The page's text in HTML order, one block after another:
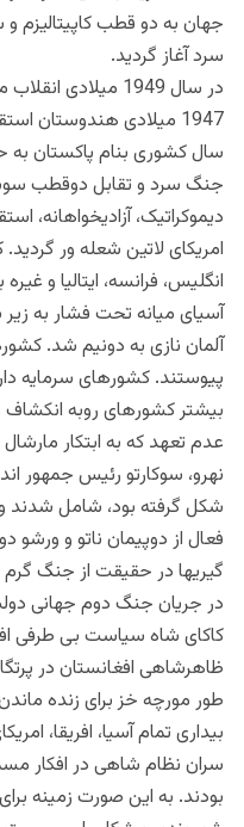
جهان به دو قطب
سرد آغاز گردید.
در سال 1949
1947 میلادی هندوستان
سال کشوری بنام پاکستان
جنگ سرد و تقابل دوقطب
دیموکراتیک، آزادیخواهانه،
امریکای لاتین شعله ور
انگلیس، فرانسه، ایتالیا و
آسیای میانه تحت فشار به
آلمان نازی به دونیم شد.
پیوستند. کشورهای سرمایه
بیشتر کشورهای روبه
عدم تعهد که به ابتکار
شکل گرفته بود، شامل شدند
فعال از دوپیمان ناتو و
گیریها در حقیقت از جنگ گرم
در جریان جنگ دوم جهانی
کاکای شاه سیاست بی طرفی
ظاهرشاهی افغانستان در
طور مورچه خز برای زنده
بیداری تمام آسیا، افریقا،
سران نظام شاهی در افکار
بودند. به این صورت زمینه